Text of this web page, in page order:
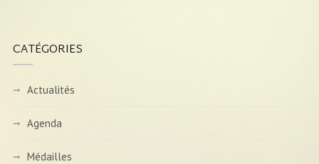
CATÉGORIES
Actualités
Agenda
Médailles